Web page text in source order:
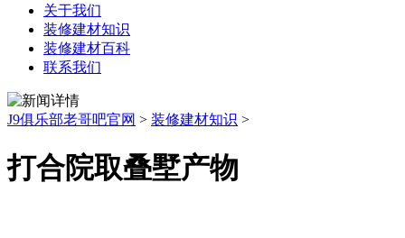
关于我们
装修建材知识
装修建材百科
联系我们
J9俱乐部老哥吧官网 > 装修建材知识 >
打合院取叠墅产物